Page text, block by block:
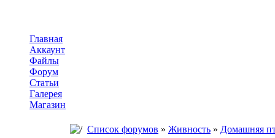
Главная
Аккаунт
Файлы
Форум
Статьи
Галерея
Магазин
Список форумов » Живность » Домашняя